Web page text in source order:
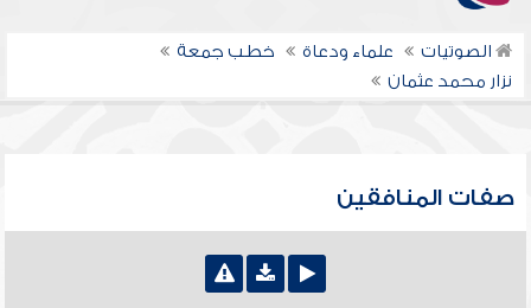
الصوتيات علماء ودعاة
خطب جمعة
نزار محمد عثمان
صفات المنافقين